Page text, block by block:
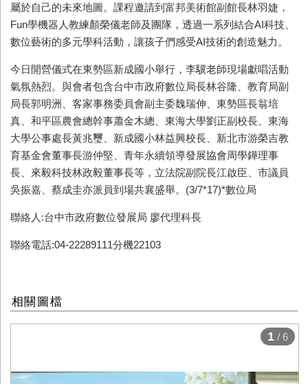
屬於自己的未來地圖。課程邀請到富邦美術館副館長林羽婕，
Fun學機器人教練顏榮儀老師及團隊，透過一系列結合AI科技、
數位藝術的多元學科活動，讓孩子們感受AI技術的創造魅力。
今日開營儀式在東勢區新成國小舉行，李驥老師現場獻唱活動
氣氛熱烈。與會者包含台中市政府數位局長林谷隆、教育局副
局長郭明洲、客家事務委員會副主委魏瑞伸、東勢區長翁培
真、和平區農會總幹事蕭金木總、東海大學劉正副校長、東海
大學公事處長黃兆璽、新成國小林益興校長、新北市游榮吉教
育基金會董事長游仲堅、青年永續領導發展協會周學鏵理事
長、來毅科技林政毅董事長等，立法院副院長江啟臣、市議員
吳振嘉、蔡成圭亦派員到場共襄盛舉。(3/7*17)*數位局
聯絡人:台中市政府數位發展局 廖代理科長
聯絡電話:04-22289111分機22103
相關圖檔
1 / 6